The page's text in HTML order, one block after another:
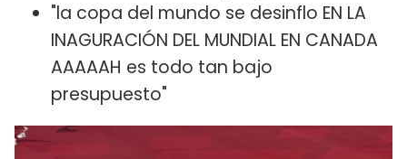
"la copa del mundo se desinflo EN LA
INAGURACIÓN DEL MUNDIAL EN CANADA
AAAAAH es todo tan bajo
presupuesto"